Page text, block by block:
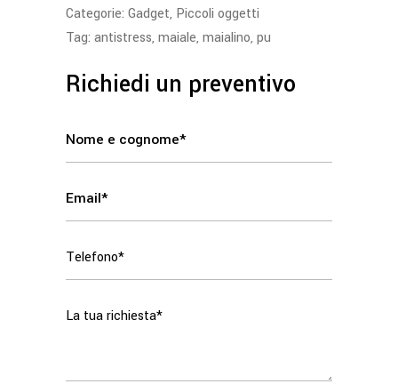
Categorie: Gadget, Piccoli oggetti
Tag: antistress, maiale, maialino, pu
Richiedi un preventivo